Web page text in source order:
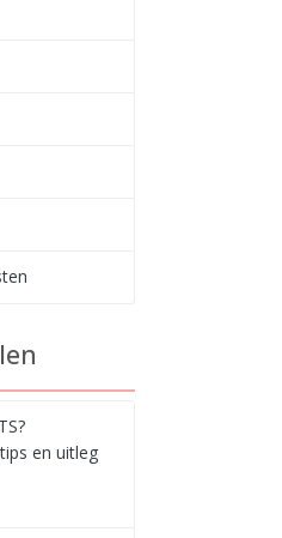
en uitleg